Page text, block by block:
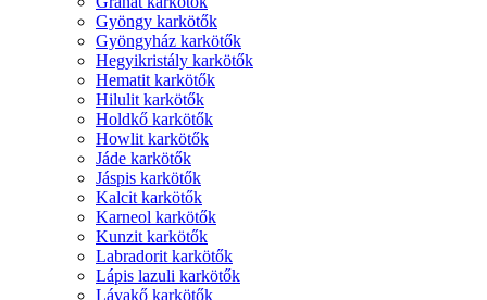
Gyöngy karkötők
Gyöngyház karkötők
Hegyikristály karkötők
Hematit karkötők
Hilulit karkötők
Holdkő karkötők
Howlit karkötők
Jáde karkötők
Jáspis karkötők
Kalcit karkötők
Karneol karkötők
Kunzit karkötők
Labradorit karkötők
Lápis lazuli karkötők
Lávakő karkötők